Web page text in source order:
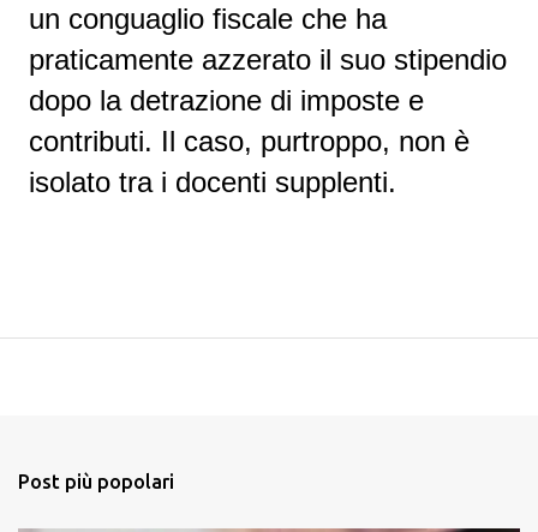
un conguaglio fiscale che ha
praticamente azzerato il suo stipendio
dopo la detrazione di imposte e
contributi. Il caso, purtroppo, non è
isolato tra i docenti supplenti.
Post più popolari